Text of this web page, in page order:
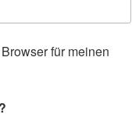
für meinen